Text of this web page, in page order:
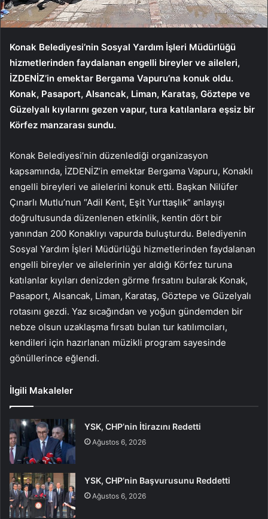
Konak Belediyesi’nin Sosyal Yardım İşleri Müdürlüğü
hizmetlerinden faydalanan engelli bireyler ve aileleri,
İZDENİZ’in emektar Bergama Vapuru’na konuk oldu.
Konak, Pasaport, Alsancak, Liman, Karataş, Göztepe ve
Güzelyalı kıyılarını gezen vapur, tura katılanlara eşsiz bir
Körfez manzarası sundu.
Konak Belediyesi’nin düzenlediği organizasyon
kapsamında, İZDENİZ’in emektar Bergama Vapuru, Konaklı
engelli bireyleri ve ailelerini konuk etti. Başkan Nilüfer
Çınarlı Mutlu’nun “Adil Kent, Eşit Yurttaşlık” anlayışı
doğrultusunda düzenlenen etkinlik, kentin dört bir
yanından 200 Konaklıyı vapurda buluşturdu. Belediyenin
Sosyal Yardım İşleri Müdürlüğü hizmetlerinden faydalanan
engelli bireyler ve ailelerinin yer aldığı Körfez turuna
katılanlar kıyıları denizden görme fırsatını bularak Konak,
Pasaport, Alsancak, Liman, Karataş, Göztepe ve Güzelyalı
rotasını gezdi. Yaz sıcağından ve yoğun gündemden bir
nebze olsun uzaklaşma fırsatı bulan tur katılımcıları,
kendileri için hazırlanan müzikli program sayesinde
gönüllerince eğlendi.
İlgili Makaleler
YSK, CHP’nin İtirazını Redetti
Ağustos 6, 2026
YSK, CHP’nin Başvurusunu Reddetti
Ağustos 6, 2026